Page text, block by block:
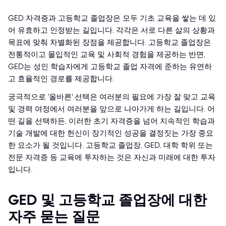
GED 자격증과 고등학교 졸업장은 모두 기초 교육을 쌓는 데 있
어 유효하고 인정받는 길입니다. 각각은 서로 다른 삶의 상황과
목표에 맞춰 차별화된 장점을 제공합니다. 고등학교 졸업장은
전통적이고 몰입적인 교육 및 사회적 경험을 제공하는 반면,
GED는 성인 학습자에게 고등학교 졸업 자격에 준하는 유연하
고 효율적인 경로를 제공합니다.
궁극적으로 '올바른' 선택은 여러분의 필요에 가장 잘 맞고 교육
및 경력 여정에서 여러분을 앞으로 나아가게 하는 길입니다. 어
떤 길을 선택하든, 이러한 초기 자격증을 넘어 지속적인 학습과
기술 개발에 대한 헌신이 장기적인 성공을 결정짓는 가장 중요
한 요소가 될 것입니다. 고등학교 졸업장, GED, 대학 학위 또는
전문 자격증 등 교육에 투자하는 것은 자신과 미래에 대한 투자
입니다.
GED 및 고등학교 졸업장에 대한
자주 묻는 질문